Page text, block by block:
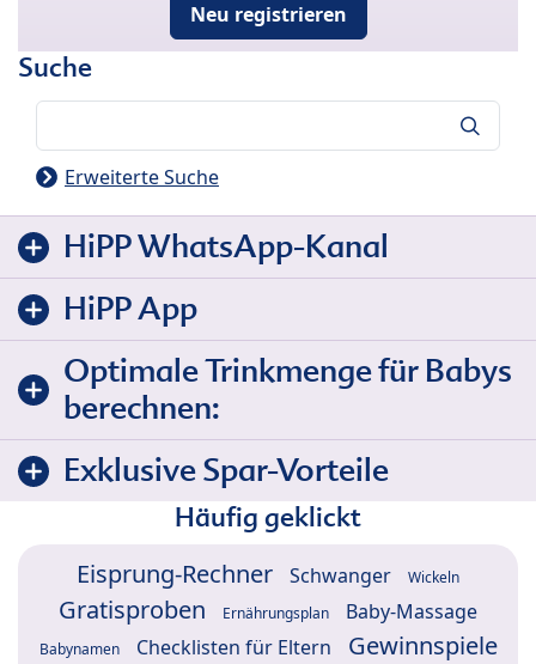
Neu registrieren
Suche
Erweiterte Suche
HiPP WhatsApp-Kanal
HiPP App
Optimale Trinkmenge für Babys
berechnen:
Exklusive Spar-Vorteile
Häufig geklickt
Eisprung-Rechner Schwanger Wickeln
Gratisproben Ernährungsplan Baby-Massage
Babynamen Checklisten für Eltern
Gewinnspiele